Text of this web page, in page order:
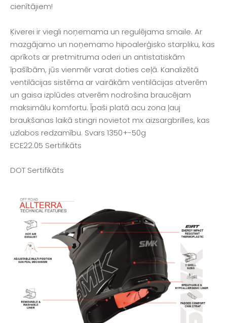
cienītājiem!
Ķiverei ir viegli noņemama un regulējama smaile. Ar
mazgājamo un noņemamo hipoalerģisko starpliku, kas
aprīkots ar pretmitruma oderi un antistatiskām
īpašībām, jūs vienmēr varat doties ceļā. Kanalizētā
ventilācijas sistēma ar vairākām ventilācijas atverēm
un gaisa izplūdes atverēm nodrošina braucējam
maksimālu komfortu. Īpaši platā acu zona ļauj
braukšanas laikā stingri novietot mx aizsargbrilles, kas
uzlabos redzamību. Svars 1350+-50g
ECE22.05 Sertifikāts
DOT Sertifikāts